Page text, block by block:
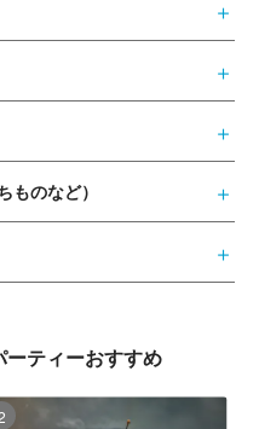
ものなど）
ティーおすすめ
2位